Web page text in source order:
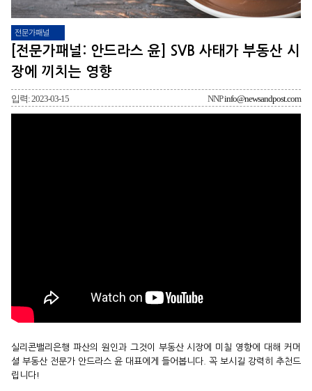
전문가패널
[전문가패널: 안드라스 윤] SVB 사태가 부동산 시
장에 끼치는 영향
입력: 2023-03-15 NNPinfo@newsandpost.com
실리콘밸리은행 파산의 원인과 그것이 부동산 시장에 미칠 영향에 대해 커머
셜 부동산 전문가 안드라스 윤 대표에게 들어봅니다. 꼭 보시길 강력히 추천드
립니다!